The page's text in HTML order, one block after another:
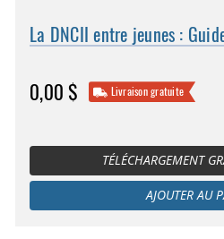
La DNCII entre jeunes :
0,00 $ Livraison gratuite
TÉLÉCHARGEMENT
AJOUTER AU